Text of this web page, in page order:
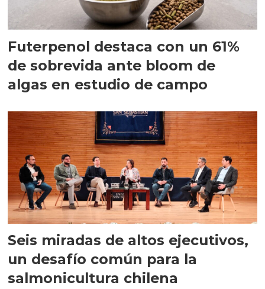
Futerpenol destaca con un 61%
de sobrevida ante bloom de
algas en estudio de campo
Seis miradas de altos ejecutivos,
un desafío común para la
salmonicultura chilena